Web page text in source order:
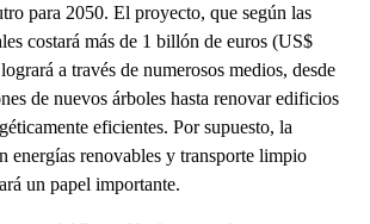
para 2050. El proyecto, que según las
costará más de 1 billón de euros (US$
a través de numerosos medios, desde
de nuevos árboles hasta renovar edificios
eficientes. Por supuesto, la
energías renovables y transporte limpio
un papel importante.